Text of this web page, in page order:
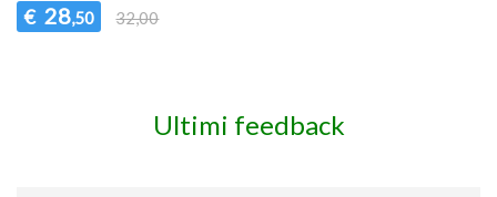
€ 28,50 32,00
Ultimi feedback